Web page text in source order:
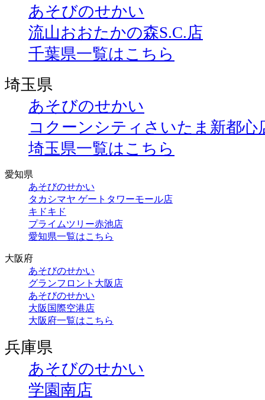
あそびのせかい
流山おおたかの森S.C.店
千葉県一覧はこちら
埼玉県
あそびのせかい
コクーンシティさいたま新都心
埼玉県一覧はこちら
愛知県
あそびのせかい
タカシマヤ ゲートタワーモール店
キドキド
プライムツリー赤池店
愛知県一覧はこちら
大阪府
あそびのせかい
グランフロント大阪店
あそびのせかい
大阪国際空港店
大阪府一覧はこちら
兵庫県
あそびのせかい
学園南店